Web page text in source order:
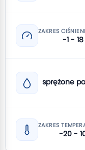
ZAKRES
-1 - 18
sprężone
ZAKRES
-20 -